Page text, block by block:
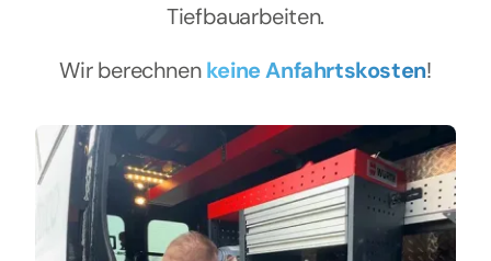
Tiefbauarbeiten.
Wir berechnenkeine Anfahrtskosten!